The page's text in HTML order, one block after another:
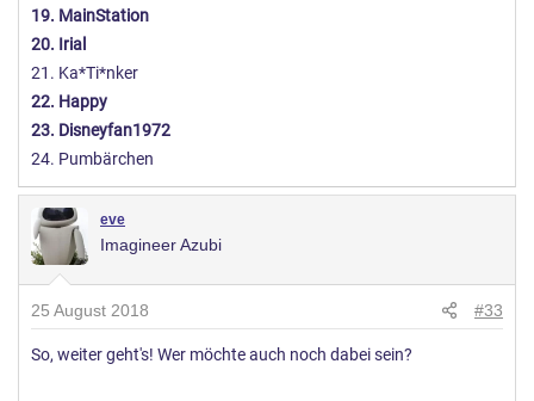
19. MainStation
20. Irial
21. Ka*Ti*nker
22. Happy
23. Disneyfan1972
24. Pumbärchen
eve
Imagineer Azubi
25 August 2018 #33
So, weiter geht's! Wer möchte auch noch dabei sein?